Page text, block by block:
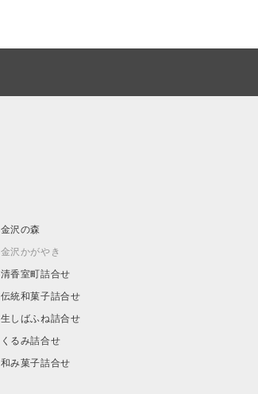
金沢の森
金沢かがやき
清香室町詰合せ
伝統和菓子詰合せ
生しばふね詰合せ
くるみ詰合せ
和み菓子詰合せ